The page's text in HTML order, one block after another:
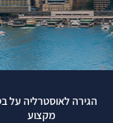
הגירה לאוסטרליה על
מקצוע